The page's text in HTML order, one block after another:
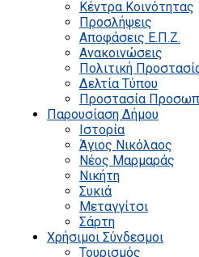
Κέντρα Κοινότητας
Προσλήψεις
Αποφάσεις Ε.Π.Ζ.
Ανακοινώσεις
Πολιτική
Δελτία Τύπου
Προστασία
Παρουσίαση Δήμου
Ιστορία
Άγιος Νικόλαος
Νέος Μαρμαράς
Νικήτη
Συκιά
Μεταγγίτσι
Σάρτη
Χρήσιμοι Σύνδεσμοι
Τουρισμός